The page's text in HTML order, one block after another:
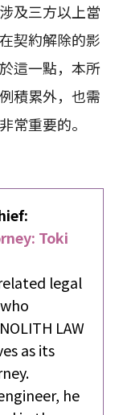
及三方以上當
契約解除的影
這一點，本所
積累外，也需
常重要的。
Toki
legal
LAW
as its
he